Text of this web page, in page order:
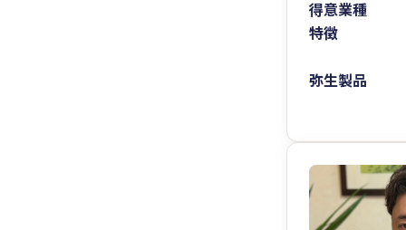
得意業種
特徴
弥生製品